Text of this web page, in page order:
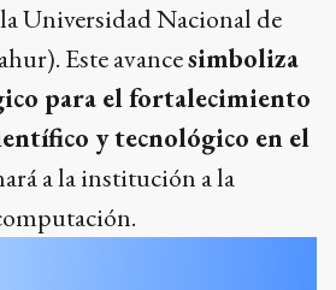
Universidad Nacional de
Este avancesimboliza
para el fortalecimiento
y tecnológico en el
a la institución a la